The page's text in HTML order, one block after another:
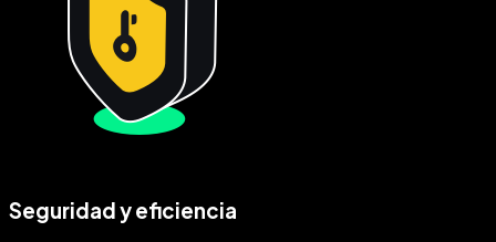
Seguridad y eficiencia